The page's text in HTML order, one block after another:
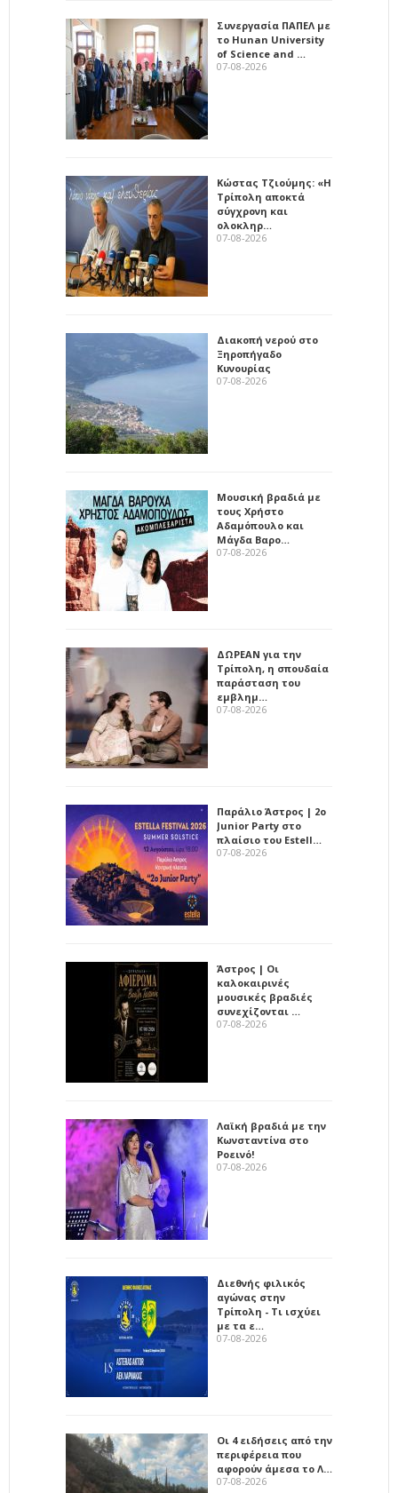
Συνεργασία ΠΑΠΕΛ με
το Hunan University
of Science and …
07-08-2026
Κώστας Τζιούμης: «Η
Τρίπολη αποκτά
σύγχρονη και
ολοκληρ…
07-08-2026
Διακοπή νερού στο
Ξηροπήγαδο
Κυνουρίας
07-08-2026
Μουσική βραδιά με
τους Χρήστο
Αδαμόπουλο και
Μάγδα Βαρο…
07-08-2026
ΔΩΡΕΑΝ για την
Τρίπολη, η σπουδαία
παράσταση του
εμβλημ…
07-08-2026
Παράλιο Άστρος | 2ο
Junior Party στο
πλαίσιο του Estell…
07-08-2026
Άστρος | Οι
καλοκαιρινές
μουσικές βραδιές
συνεχίζονται …
07-08-2026
Λαϊκή βραδιά με την
Κωνσταντίνα στο
Ροεινό!
07-08-2026
Διεθνής φιλικός
αγώνας στην
Τρίπολη - Τι ισχύει
με τα ε…
07-08-2026
Οι 4 ειδήσεις από την
περιφέρεια που
αφορούν άμεσα το Λ…
07-08-2026